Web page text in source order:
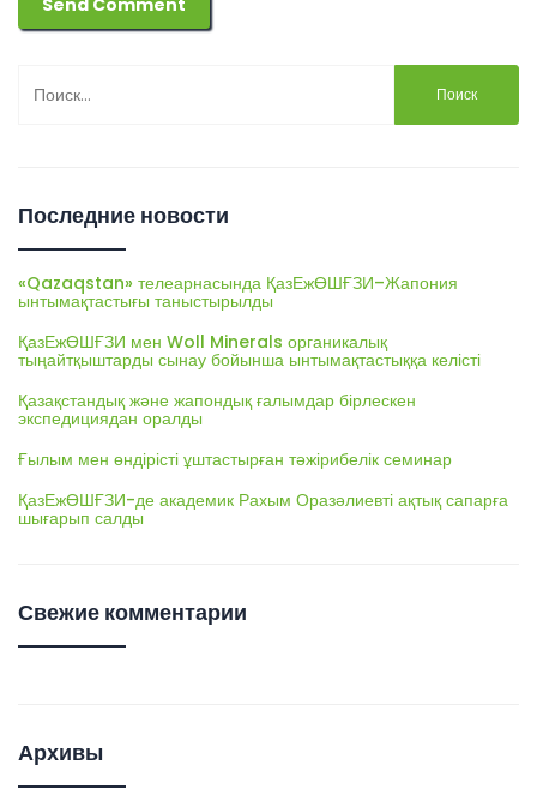
Последние новости
«Qazaqstan» телеарнасында ҚазЕжӨШҒЗИ–Жапония
ынтымақтастығы таныстырылды
ҚазЕжӨШҒЗИ мен Woll Minerals органикалық
тыңайтқыштарды сынау бойынша ынтымақтастыққа келісті
Қазақстандық және жапондық ғалымдар бірлескен
экспедициядан оралды
Ғылым мен өндірісті ұштастырған тәжірибелік семинар
ҚазЕжӨШҒЗИ-де академик Рахым Оразәлиевті ақтық сапарға
шығарып салды
Свежие комментарии
Архивы